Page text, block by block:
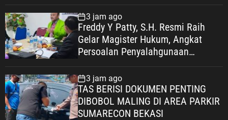
3 jam ago
Freddy Y Patty, S.H. Resmi Raih
Gelar Magister Hukum, Angkat
Persoalan Penyalahgunaan
Tanah
3 jam ago
TAS BERISI DOKUMEN PENTING
DIBOBOL MALING DI AREA PARKIR
SUMARECON BEKASI